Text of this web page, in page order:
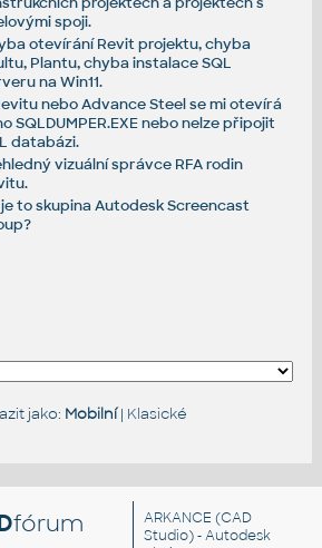
spoji.
otevírání Revit projektu, chyba
Plantu, chyba instalace SQL
na Win11.
nebo Advance Steel se mi otevírá
SQLDUMPER.EXE nebo nelze připojit
databázi.
vizuální správce RFA rodin
to skupina Autodesk Screencast
jako: Mobilní| Klasické
fórum ARKANCE (CAD
Studio) - Autodesk